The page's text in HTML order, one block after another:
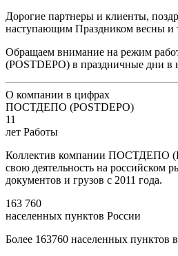
Дорогие партнеры и клиенты,
наступающим Праздником весны и
Обращаем внимание на режим
(POSTDEPO) в праздничные дни в
О компании в цифрах
ПОСТДЕПО (POSTDEPO)
11
лет Работы
Коллектив компании ПОСТДЕПО
свою деятельность на российском
документов и грузов с 2011 года.
163 760
населенных пунктов России
Более 163760 населенных пунктов